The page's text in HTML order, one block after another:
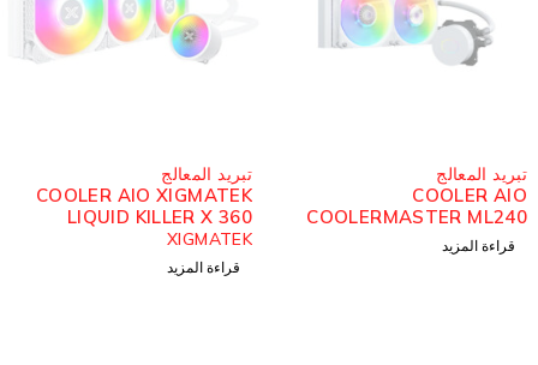
تبريد المعالج
COOLER AIO
COOLERMASTER ML240
V2 ARGB WHITE
قراءة المزيد
تبريد المعالج
COOLER AIO XIGMATEK
LIQUID KILLER X 360
ARCTIC ARGB
XIGMATEK
قراءة المزيد